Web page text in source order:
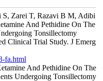
S, Zarei T, Razavi B M, Adibi
And Pethidine On The
Tonsillectomy
Clinical Trial Study. J Emerg
fa.html
And Pethidine On The
Undergoing Tonsillectomy